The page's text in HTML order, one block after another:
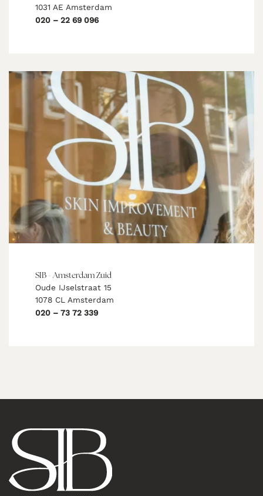
1031 AE Amsterdam
020 – 22 69 096
SIB - Amsterdam Zuid
Oude IJselstraat 15
1078 CL Amsterdam
020 – 73 72 339